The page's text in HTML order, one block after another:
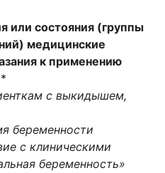
или состояния (группы
медицинские
к применению
с выкидышем,
беременности
с клиническими
беременность»